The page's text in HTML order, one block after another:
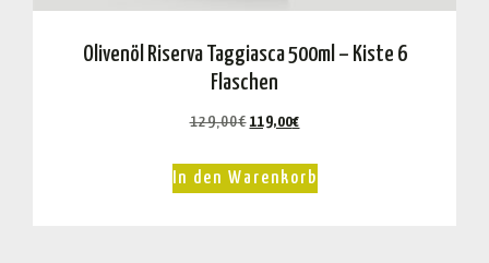
Olivenöl Riserva Taggiasca 500ml – Kiste 6
Flaschen
129,00€ 119,00€
In den Warenkorb